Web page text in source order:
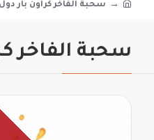
سحبة الفاخر كراون بار دول مود الجاهزة
سحبة الفاخر كراون بار دوال